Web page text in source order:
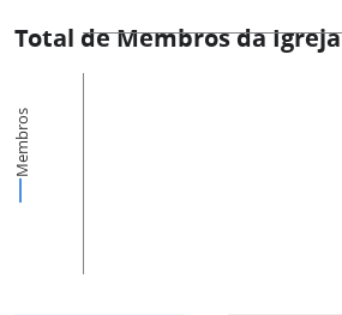
Total de Membros da Igreja
Membros